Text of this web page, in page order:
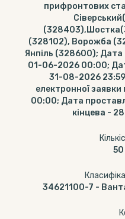
прифронтових
(328102), Ворожба
Янпіль (328600); Дата
01-06-2026 00:00;
31-08-2026
електронної
00:00; Дата
кінцева -
50
34621100-7 -